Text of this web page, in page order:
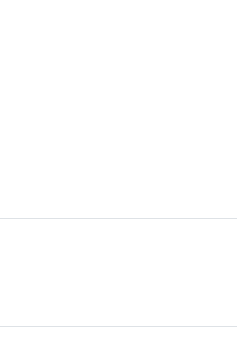
nhu cầu tùy theo tình trạng da và sở
nhiên từ xơ mướp. Sản phẩm có thể